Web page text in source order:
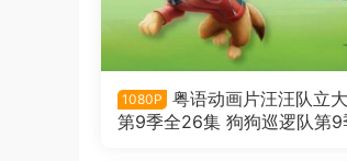
1080P
粤语动画片汪汪队立
第9季全26集 狗狗巡逻队第9